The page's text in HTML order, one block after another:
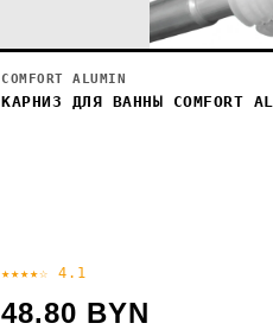
COMFORT ALUMIN
КАРНИЗ ДЛЯ ВАННЫ COMFORT
★★★★☆ 4.1
48.80 BYN